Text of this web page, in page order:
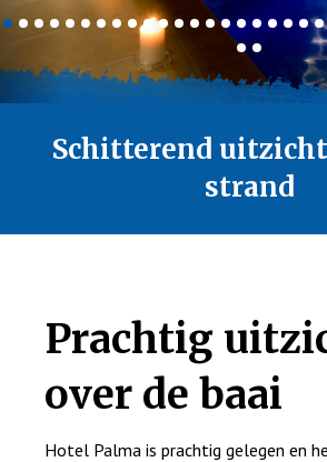
Schitterend
strand
Prachtig
over de baai
Hotel Palma is prachtig gelegen en